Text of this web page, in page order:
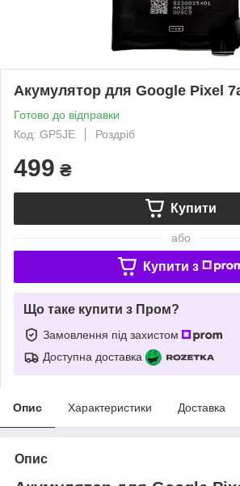
Акумулятор для Google Pixel
Готово до відправки
Код: GP5JE
Роздріб
499 ₴
Купити
або
Купити з
Що таке купити з Пром?
Замовлення під захистом
Доступна доставка
Опис Характеристики Доставка
Опис